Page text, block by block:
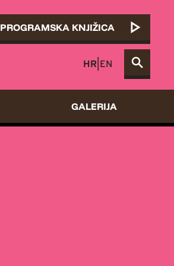
PROGRAMSKA KNJIŽICA
HR EN
GALERIJA